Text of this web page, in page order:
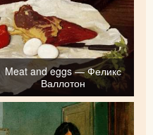
Meat and eggs — Феликс
Валлотон